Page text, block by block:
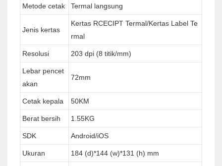
Metode cetak Termal langsung
Jenis kertas
Kertas RCECIPT Termal/Kertas Label Te
rmal
Resolusi 203 dpi (8 titik/mm)
Lebar pencet
akan
72mm
Cetak kepala 50KM
Berat bersih 1.55KG
SDK Android/iOS
Ukuran 184 (d)*144 (w)*131 (h) mm